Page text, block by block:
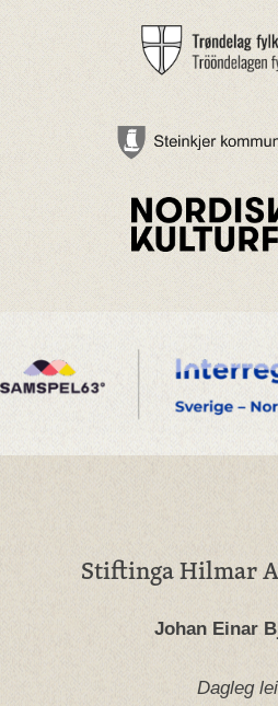
Stiftinga Hilmar
Johan Einar
Dagleg